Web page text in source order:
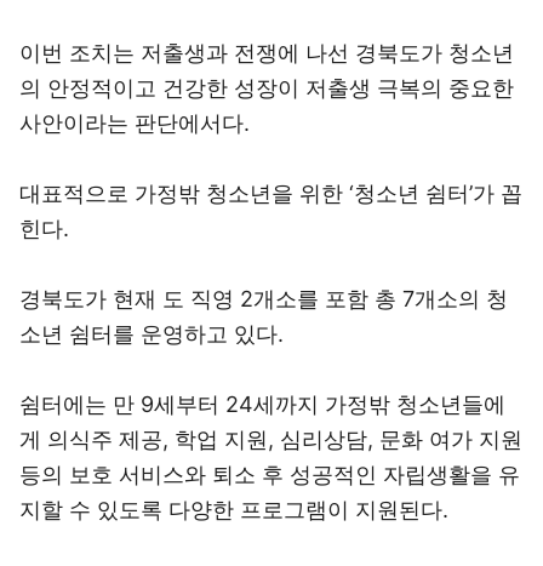
이번 조치는 저출생과 전쟁에 나선 경북도가 청소년
의 안정적이고 건강한 성장이 저출생 극복의 중요한
사안이라는 판단에서다.
대표적으로 가정밖 청소년을 위한 ‘청소년 쉼터’가 꼽
힌다.
경북도가 현재 도 직영 2개소를 포함 총 7개소의 청
소년 쉼터를 운영하고 있다.
쉼터에는 만 9세부터 24세까지 가정밖 청소년들에
게 의식주 제공, 학업 지원, 심리상담, 문화 여가 지원
등의 보호 서비스와 퇴소 후 성공적인 자립생활을 유
지할 수 있도록 다양한 프로그램이 지원된다.